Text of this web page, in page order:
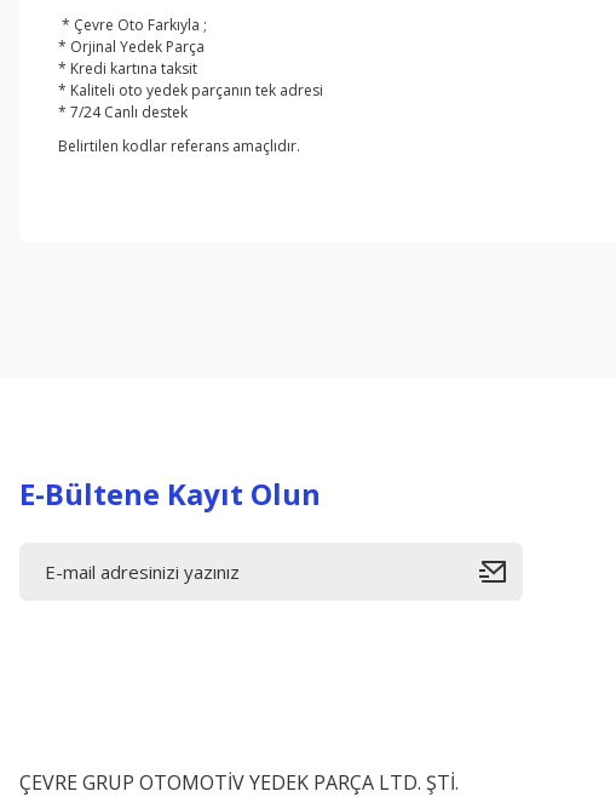
* Çevre Oto Farkıyla ;
* Orjinal Yedek Parça
* Kredi kartına taksit
* Kaliteli oto yedek parçanın tek adresi
* 7/24 Canlı destek
Belirtilen kodlar referans amaçlıdır.
E-Bültene Kayıt Olun
ÇEVRE GRUP OTOMOTİV YEDEK PARÇA LTD. ŞTİ.